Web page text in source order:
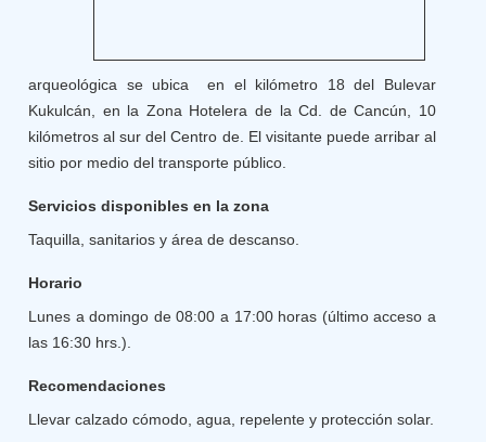
arqueológica se ubica en el kilómetro 18 del Bulevar
Kukulcán, en la Zona Hotelera de la Cd. de Cancún, 10
kilómetros al sur del Centro de. El visitante puede arribar al
sitio por medio del transporte público.
Servicios disponibles en la zona
Taquilla, sanitarios y área de descanso.
Horario
Lunes a domingo de 08:00 a 17:00 horas (último acceso a
las 16:30 hrs.).
Recomendaciones
Llevar calzado cómodo, agua, repelente y protección solar.